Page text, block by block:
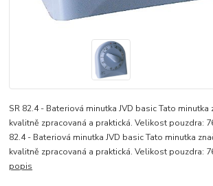
SR 82.4 - Bateriová minutka JVD basic Tato minutka
kvalitně zpracovaná a praktická. Velikost pouzdra:
82.4 - Bateriová minutka JVD basic Tato minutka
kvalitně zpracovaná a praktická. Velikost pouzdra:
popis